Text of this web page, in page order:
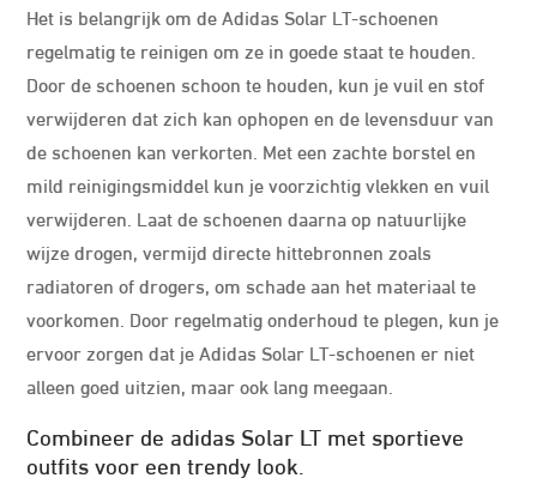
Het is belangrijk om de Adidas Solar LT-schoenen
regelmatig te reinigen om ze in goede staat te houden.
Door de schoenen schoon te houden, kun je vuil en stof
verwijderen dat zich kan ophopen en de levensduur van
de schoenen kan verkorten. Met een zachte borstel en
mild reinigingsmiddel kun je voorzichtig vlekken en vuil
verwijderen. Laat de schoenen daarna op natuurlijke
wijze drogen, vermijd directe hittebronnen zoals
radiatoren of drogers, om schade aan het materiaal te
voorkomen. Door regelmatig onderhoud te plegen, kun je
ervoor zorgen dat je Adidas Solar LT-schoenen er niet
alleen goed uitzien, maar ook lang meegaan.
Combineer de adidas Solar LT met sportieve
outfits voor een trendy look.